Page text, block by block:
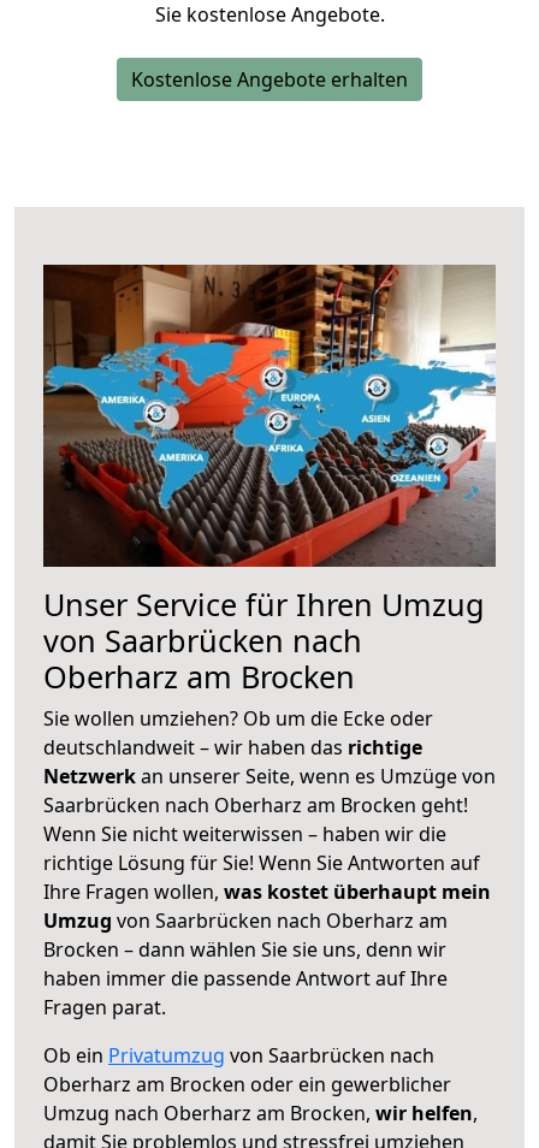
Sie kostenlose Angebote.
Kostenlose Angebote erhalten
Unser Service für Ihren Umzug
von Saarbrücken nach
Oberharz am Brocken
Sie wollen umziehen? Ob um die Ecke oder
deutschlandweit – wir haben das richtige
Netzwerkan unserer Seite, wenn es Umzüge von
Saarbrücken nach Oberharz am Brocken geht!
Wenn Sie nicht weiterwissen – haben wir die
richtige Lösung für Sie! Wenn Sie Antworten auf
Ihre Fragen wollen, was kostet überhaupt mein
Umzug von Saarbrücken nach Oberharz am
Brocken – dann wählen Sie sie uns, denn wir
haben immer die passende Antwort auf Ihre
Fragen parat.
Ob ein Privatumzug von Saarbrücken nach
Oberharz am Brocken oder ein gewerblicher
Umzug nach Oberharz am Brocken, wir helfen,
damit Sie problemlos und stressfrei umziehen